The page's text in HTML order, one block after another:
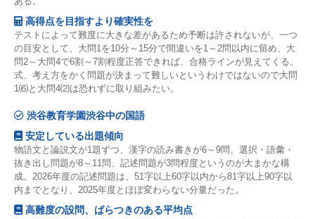
高得点を目指すより確実性を
テストによって難度に大きな差があるため予断は許されないが、一つ
の目安として、大問1を10分～15分で間違いを1～2問以内に留め、大
問2～大問4で6割～7割程度正答できれば、合格ラインが見えてくる。
式、考え方をかく問題が決まって難しいというわけではないので大問
1⑹と大問4⑵は恐れずに取り組みたい。
渋谷教育学園渋谷中の国語
安定している出題傾向
物語文と論説文が1題ずつ、漢字の読み書きが6～9問、選択・語彙・
抜き出し問題が8～11問、記述問題が3問程度というのが大まかな構
成。2026年度の記述問題は、51字以上60字以内から81字以上90字以
内までとなり、2025年度とほぼ変わらない分量だった。
高難度の設問、ばらつきのある平均点